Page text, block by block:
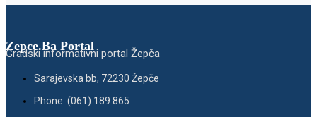
Zepce.Ba Portal
Gradski informativni portal Žepča
Sarajevska bb, 72230 Žepče
Phone: (061) 189 865